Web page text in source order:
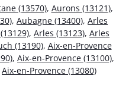
(13570), Aurons (13121),
, Aubagne (13400), Arles
, Arles (13123), Arles
(13190), Aix-en-Provence
, Aix-en-Provence (13100),
Aix-en-Provence (13080)